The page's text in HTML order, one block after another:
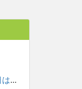
令和８年度版「毎月２３日は子どもといっしょに読書の日」ポスタ...